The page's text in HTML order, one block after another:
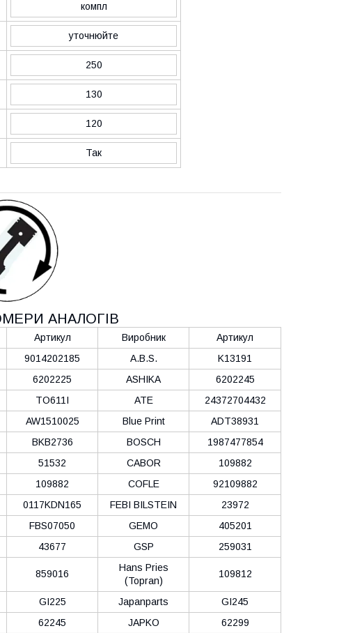
компл
уточнюйте
250
130
120
Так
АНАЛОГІВ
Артикул Виробник
Артикул
9014202185 A.B.S.
K13191
6202225 ASHIKA
6202245
TO611I ATE
24372704432
AW1510025 Blue Print
ADT38931
BKB2736 BOSCH
1987477854
51532 CABOR
109882
109882 COFLE
92109882
0117KDN165 FEBI BILSTEIN
23972
FBS07050 GEMO
405201
43677 GSP 259031
859016
Hans Pries
(Topran)
109812
GI225 Japanparts
GI245
62245 JAPKO
62299